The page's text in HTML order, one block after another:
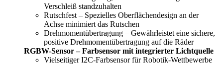
Verschleiß standzuhalten
Rutschfest – Spezielles Oberflächendesign an der
Achse minimiert das Rutschen
Drehmomentübertragung – Gewährleistet eine sichere,
positive Drehmomentübertragung auf die Räder
RGBW-Sensor – Farbsensor mit integrierter Lichtquelle
Vielseitiger I2C-Farbsensor für Robotik-Wettbewerbe